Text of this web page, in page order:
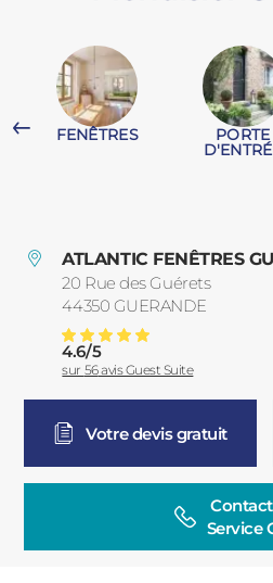
FENÊTRES PORTE
ATLANTIC FENÊTRES
20 Rue des Guérets
44350 GUERANDE
France
Pose De Volet Roulant à Guérande
Note moyenne :
4.6/5
sur 56avis Guest Suite
Votre devis gratuit
Service
PVC
CARPORTS
CLÔTURES